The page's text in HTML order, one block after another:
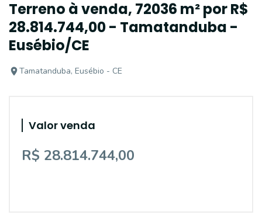
Terreno à venda, 72036 m² por R$
28.814.744,00 - Tamatanduba -
Eusébio/CE
Tamatanduba, Eusébio - CE
Valor venda
R$ 28.814.744,00